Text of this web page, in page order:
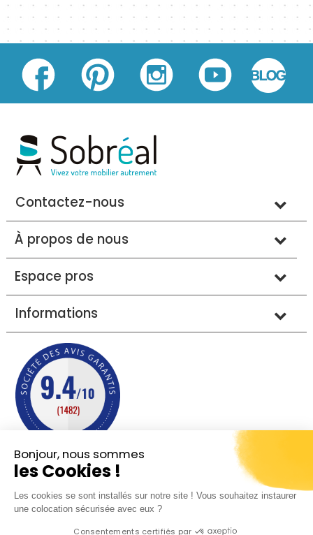
Bonjour, nous sommes
les Cookies !
Les cookies se sont installés sur notre site ! Vous souhaitez instaurer
une colocation sécurisée avec eux ?
Consentements certifiés par
Contactez-nous
À propos de nous
Espace pros
Informations
Mentions légales
Conditions générales de vente
Protection des données
Plan du site